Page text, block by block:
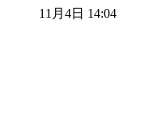
11月4日 14:04